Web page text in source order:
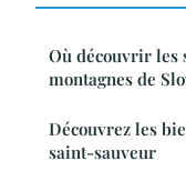
Où découvrir les
montagnes de
Découvrez les
saint-sauveur